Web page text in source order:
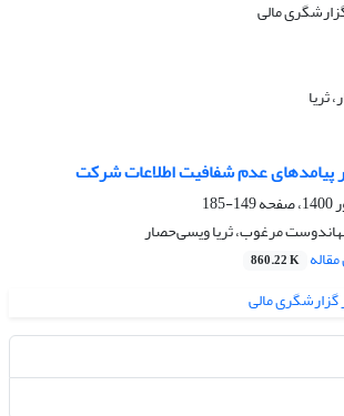
ثریا
بر پیامدهای عدم شفافیت اطلاعات شرکت
149-185
مرغوب، ثریا ویسی‌حصار
860.22 K